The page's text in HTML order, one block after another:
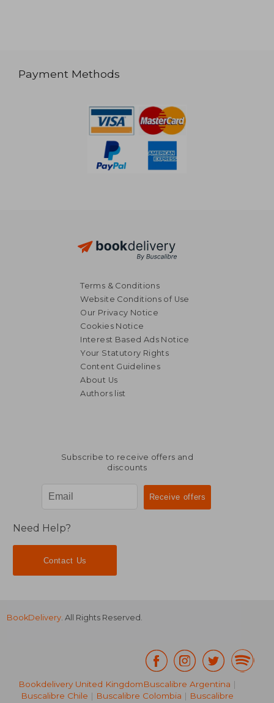
Payment Methods
Terms & Conditions
Website Conditions of Use
Our Privacy Notice
Cookies Notice
Interest Based Ads Notice
Your Statutory Rights
Content Guidelines
About Us
Authors list
Subscribe to receive offers and
discounts
Need Help?
Contact Us
BookDelivery. All Rights Reserved.
Bookdelivery United KingdomBuscalibre Argentina |
Buscalibre Chile | Buscalibre Colombia | Buscalibre